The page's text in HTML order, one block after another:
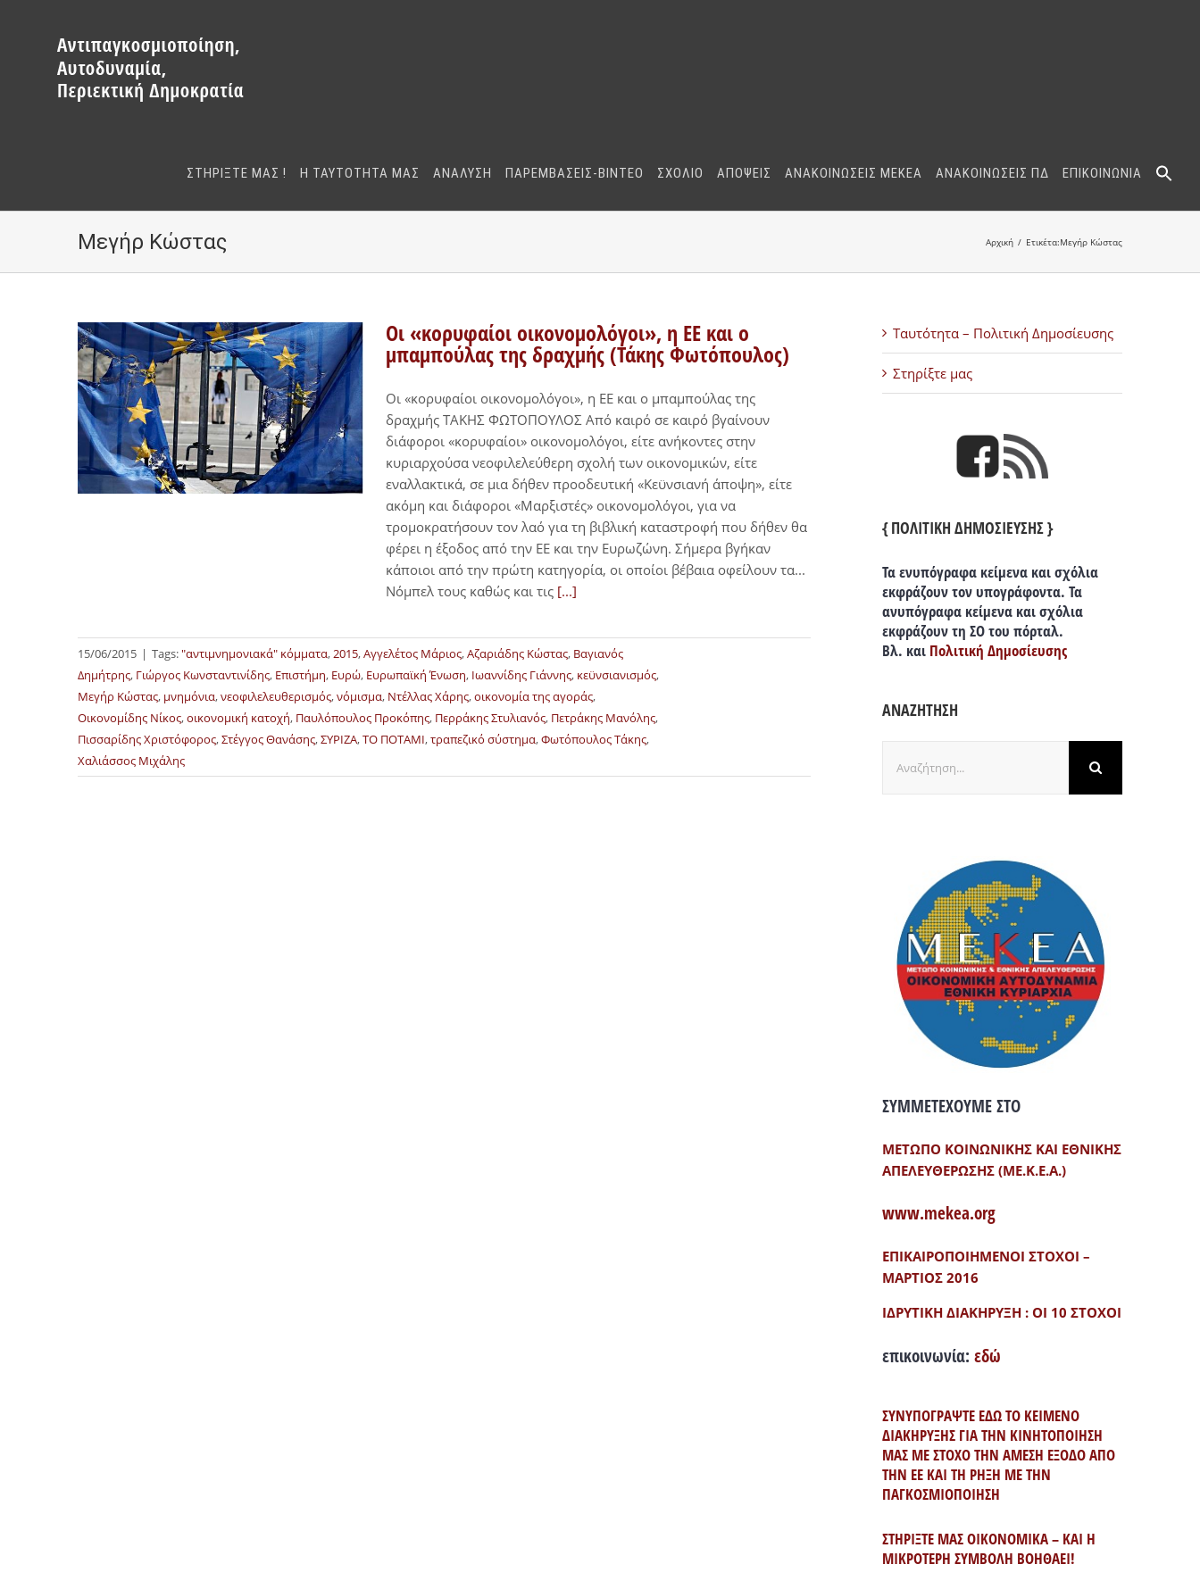
περιεχόμενο
ΣΤΗΡΙΞΤΕ ΜΑΣ ! Η ΤΑΥΤΟΤΗΤΑ ΜΑΣ ΑΝΑΛΥΣΗ ΠΑΡΕΜΒΑΣΕΙΣ-BINTEO ΣΧΟΛΙΟ ΑΠΟΨΕΙΣ ΑΝΑΚΟΙΝΩΣΕΙΣ ΜΕΚΕΑ ΑΝΑΚΟΙΝΩΣΕΙΣ ΠΔ ΕΠΙΚΟΙΝΩΝΙΑ
Μεγήρ Κώστας Αρχική Ετικέτα:Μεγήρ Κώστας
Οι «κορυφαίοι οικονομολόγοι», η ΕΕ και ο
μπαμπούλας της δραχμής (Τάκης Φωτόπουλος)
Οι «κορυφαίοι οικονομολόγοι», η ΕΕ και ο μπαμπούλας της
δραχμής ΤΑΚΗΣ ΦΩΤΟΠΟΥΛΟΣ Από καιρό σε καιρό βγαίνουν
διάφοροι «κορυφαίοι» οικονομολόγοι, είτε ανήκοντες στην
κυριαρχούσα νεοφιλελεύθερη σχολή των οικονομικών, είτε
εναλλακτικά, σε μια δήθεν προοδευτική «Κεϋνσιανή άποψη», είτε
ακόμη και διάφοροι «Μαρξιστές» οικονομολόγοι, για να
τρομοκρατήσουν τον λαό για τη βιβλική καταστροφή που δήθεν θα
φέρει η έξοδος από την ΕΕ και την Ευρωζώνη. Σήμερα βγήκαν
κάποιοι από την πρώτη κατηγορία, οι οποίοι βέβαια οφείλουν τα...
Νόμπελ τους καθώς και τις [...]
15/06/2015 | Tags:"αντιμνημονιακά" κόμματα,2015,Αγγελέτος Μάριος,Αζαριάδης Κώστας, Βαγιανός
Δημήτρης, Γιώργος Κωνσταντινίδης, Επιστήμη, Ευρώ, Ευρωπαϊκή Ένωση, Ιωαννίδης Γιάννης, κεϋνσιανισμός,
Μεγήρ Κώστας, μνημόνια,νεοφιλελευθερισμός,νόμισμα, Ντέλλας Χάρης,οικονομία της αγοράς,
Οικονομίδης Νίκος,οικονομική κατοχή, Παυλόπουλος Προκόπης, Περράκης Στυλιανός, Πετράκης Μανόλης,
Πισσαρίδης Χριστόφορος,Στέγγος Θανάσης,ΣΥΡΙΖΑ,ΤΟ ΠΟΤΑΜΙ,τραπεζικό σύστημα,Φωτόπουλος Τάκης,
Χαλιάσσος Μιχάλης
Ταυτότητα – Πολιτική Δημοσίευσης
Στηρίξτε μας
{ ΠΟΛΙΤΙΚΗ ΔΗΜΟΣΙΕΥΣΗΣ }
Τα ενυπόγραφα κείμενα και σχόλια
εκφράζουν τον υπογράφοντα. Τα
ανυπόγραφα κείμενα και σχόλια
εκφράζουν τη ΣΟ του πόρταλ.
Βλ. και Πολιτική Δημοσίευσης
ΑΝΑΖΗΤΗΣΗ
για:
ΣΥΜΜΕΤΕΧΟΥΜΕ ΣΤΟ
ΜΕΤΩΠΟ ΚΟΙΝΩΝΙΚΗΣ ΚΑΙ ΕΘΝΙΚΗΣ
ΑΠΕΛΕΥΘΕΡΩΣΗΣ (ΜΕ.Κ.Ε.Α.)
www.mekea.org
ΕΠΙΚΑΙΡΟΠΟΙΗΜΕΝΟΙ ΣΤΟΧΟΙ –
ΜΑΡΤΙΟΣ 2016
ΙΔΡΥΤΙΚΗ ΔΙΑΚΗΡΥΞΗ : ΟΙ 10 ΣΤΟΧΟΙ
επικοινωνία: εδώ
ΣΥΝΥΠΟΓΡΑΨΤΕ ΕΔΩ ΤΟ ΚΕΙΜΕΝΟ
ΔΙΑΚΗΡΥΞΗΣ ΓΙΑ ΤΗΝ ΚΙΝΗΤΟΠΟΙΗΣΗ
ΜΑΣ ΜΕ ΣΤΟΧΟ ΤΗΝ ΑΜΕΣΗ ΕΞΟΔΟ ΑΠΟ
ΤΗΝ ΕΕ ΚΑΙ ΤΗ ΡΗΞΗ ΜΕ ΤΗΝ
ΠΑΓΚΟΣΜΙΟΠΟΙΗΣΗ
ΣΤΗΡΙΞΤΕ ΜΑΣ ΟΙΚΟΝΟΜΙΚΑ – ΚΑΙ Η
ΜΙΚΡΟΤΕΡΗ ΣΥΜΒΟΛΗ ΒΟΗΘΑΕΙ!